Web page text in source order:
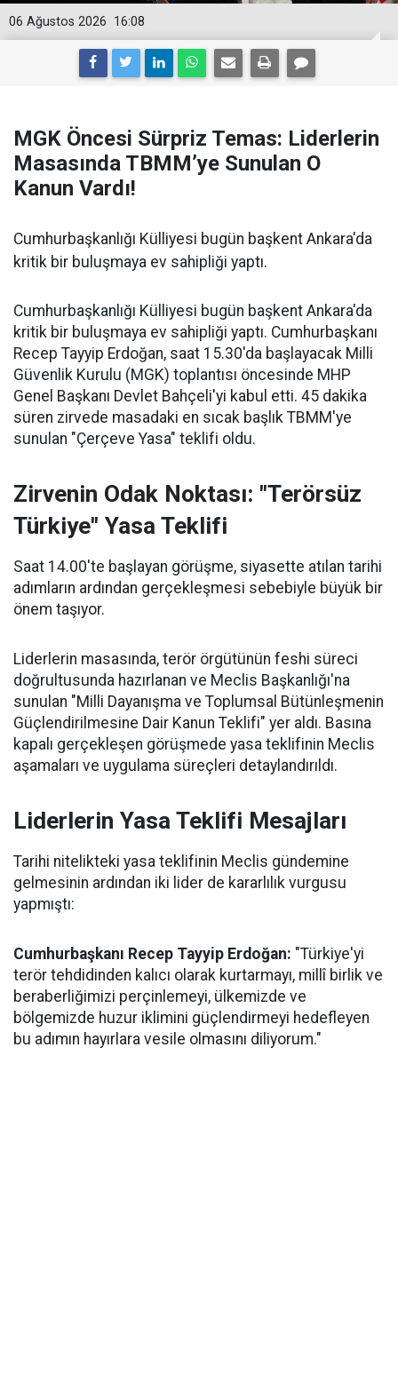
16:08
06 Ağustos 2026
MGK Öncesi Sürpriz Temas: Liderlerin
Masasında TBMM’ye Sunulan O
Kanun Vardı!
Cumhurbaşkanlığı Külliyesi bugün başkent Ankara'da
kritik bir buluşmaya ev sahipliği yaptı.
Cumhurbaşkanlığı Külliyesi bugün başkent Ankara'da
kritik bir buluşmaya ev sahipliği yaptı. Cumhurbaşkanı
Recep Tayyip Erdoğan, saat 15.30'da başlayacak Milli
Güvenlik Kurulu (MGK) toplantısı öncesinde MHP
Genel Başkanı Devlet Bahçeli'yi kabul etti. 45 dakika
süren zirvede masadaki en sıcak başlık TBMM'ye
sunulan "Çerçeve Yasa" teklifi oldu.
Zirvenin Odak Noktası: "Terörsüz
Türkiye" Yasa Teklifi
Saat 14.00'te başlayan görüşme, siyasette atılan tarihi
adımların ardından gerçekleşmesi sebebiyle büyük bir
önem taşıyor.
Liderlerin masasında, terör örgütünün feshi süreci
doğrultusunda hazırlanan ve Meclis Başkanlığı'na
sunulan "Milli Dayanışma ve Toplumsal Bütünleşmenin
Güçlendirilmesine Dair Kanun Teklifi" yer aldı. Basına
kapalı gerçekleşen görüşmede yasa teklifinin Meclis
aşamaları ve uygulama süreçleri detaylandırıldı.
Liderlerin Yasa Teklifi Mesajları
Tarihi nitelikteki yasa teklifinin Meclis gündemine
gelmesinin ardından iki lider de kararlılık vurgusu
yapmıştı:
Cumhurbaşkanı Recep Tayyip Erdoğan: "Türkiye'yi
terör tehdidinden kalıcı olarak kurtarmayı, millî birlik ve
beraberliğimizi perçinlemeyi, ülkemizde ve
bölgemizde huzur iklimini güçlendirmeyi hedefleyen
bu adımın hayırlara vesile olmasını diliyorum."